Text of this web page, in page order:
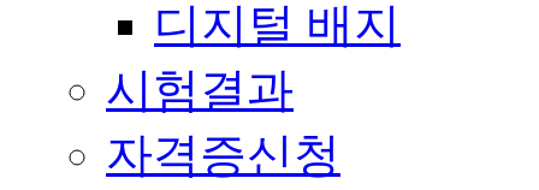
디지털 배지
시험결과
자격증신청